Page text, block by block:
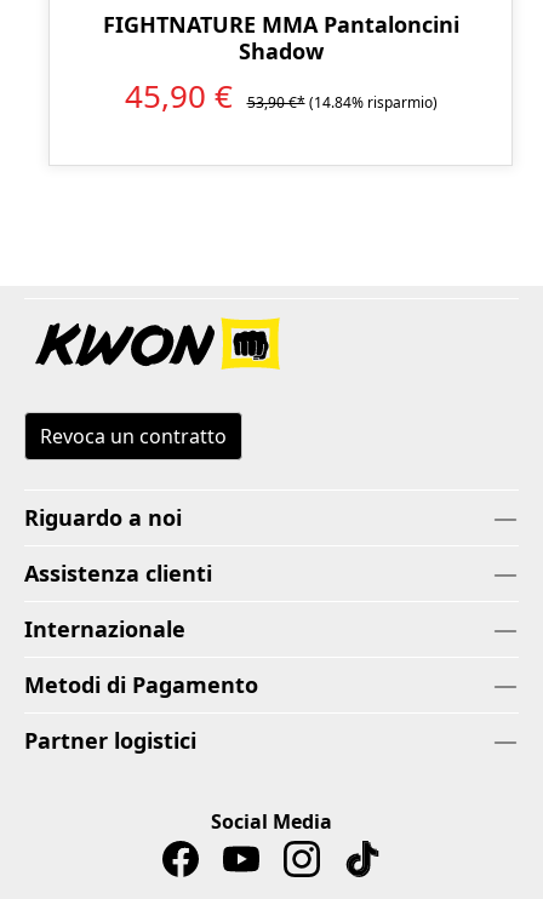
FIGHTNATURE MMA Pantaloncini
Shadow
45,90 € 53,90 €* (14.84% risparmio)
Revoca un contratto
Riguardo a noi
Assistenza clienti
Internazionale
Metodi di Pagamento
Partner logistici
Social Media